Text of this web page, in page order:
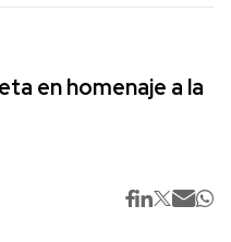
en homenaje a la